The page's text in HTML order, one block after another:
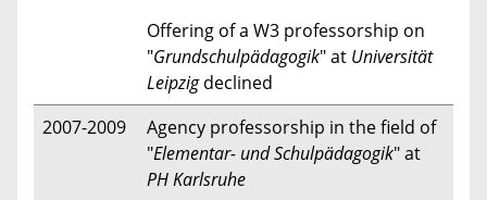
Offering of a W3 professorship on
"Grundschulpädagogik" at Universität
Leipzigdeclined
2007-2009
Agency professorship in the field of
"Elementar- und Schulpädagogik" at
PH Karlsruhe